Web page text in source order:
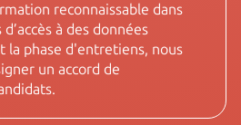
reconnaissable dans
à des données
la phase d'entretiens, nous
un accord de